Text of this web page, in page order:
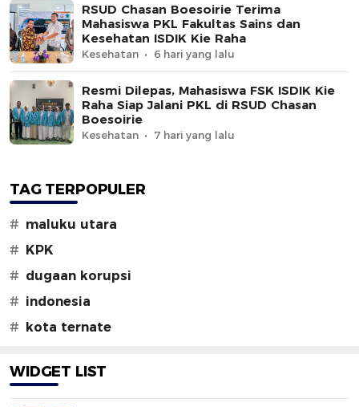
RSUD Chasan Boesoirie Terima
Mahasiswa PKL Fakultas Sains dan
Kesehatan ISDIK Kie Raha
Kesehatan 6 hari yang lalu
Resmi Dilepas, Mahasiswa FSK ISDIK Kie
Raha Siap Jalani PKL di RSUD Chasan
Boesoirie
Kesehatan 7 hari yang lalu
TAG TERPOPULER
# maluku utara
# KPK
# dugaan korupsi
# indonesia
# kota ternate
WIDGET LIST